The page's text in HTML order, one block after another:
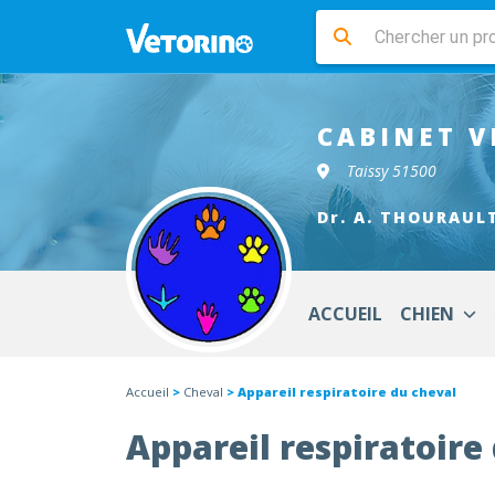
CABINET
Taissy 51500
Dr. A.
ACCUEIL CHIEN
Accueil > Cheval > Appareil respiratoire du cheval
Appareil respiratoire